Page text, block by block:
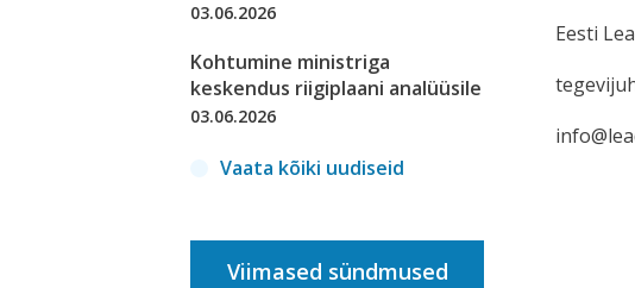
03.06.2026
Kohtumine ministriga
keskendus riigiplaani analüüsile
03.06.2026
Vaata kõiki uudiseid
Viimased sündmused
Eesti